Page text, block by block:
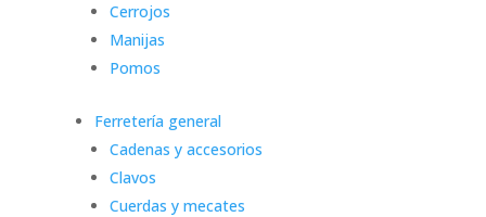
Cerrojos
Manijas
Pomos
Ferretería general
Cadenas y accesorios
Clavos
Cuerdas y mecates